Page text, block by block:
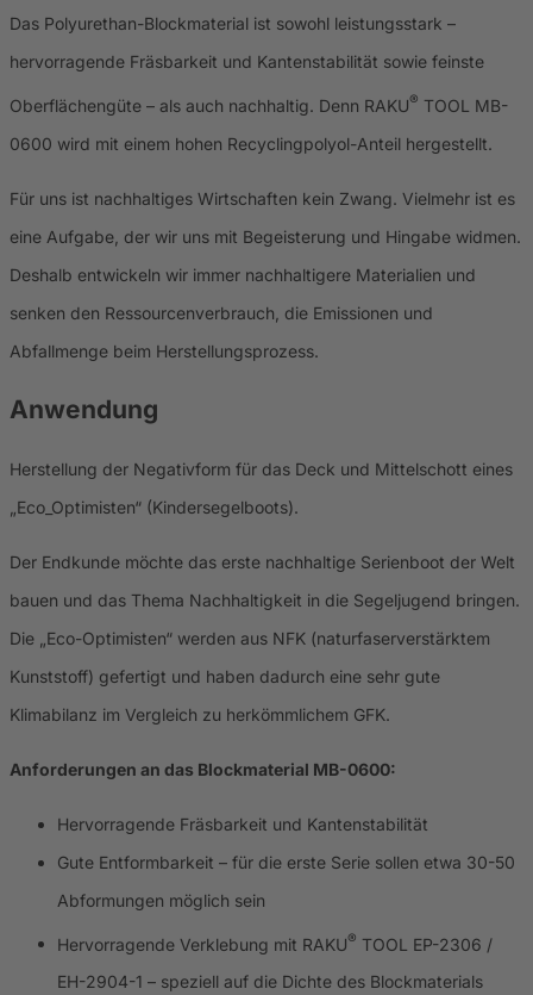
Das Polyurethan-Blockmaterial ist sowohl leistungsstark –
hervorragende Fräsbarkeit und Kantenstabilität sowie feinste
Oberflächengüte – als auch nachhaltig. Denn RAKU® TOOL MB-
0600 wird mit einem hohen Recyclingpolyol-Anteil hergestellt.
Für uns ist nachhaltiges Wirtschaften kein Zwang. Vielmehr ist es
eine Aufgabe, der wir uns mit Begeisterung und Hingabe widmen.
Deshalb entwickeln wir immer nachhaltigere Materialien und
senken den Ressourcenverbrauch, die Emissionen und
Abfallmenge beim Herstellungsprozess.
Anwendung
Herstellung der Negativform für das Deck und Mittelschott eines
„Eco_Optimisten“ (Kindersegelboots).
Der Endkunde möchte das erste nachhaltige Serienboot der Welt
bauen und das Thema Nachhaltigkeit in die Segeljugend bringen.
Die „Eco-Optimisten“ werden aus NFK (naturfaserverstärktem
Kunststoff) gefertigt und haben dadurch eine sehr gute
Klimabilanz im Vergleich zu herkömmlichem GFK.
Anforderungen an das Blockmaterial MB-0600:
Hervorragende Fräsbarkeit und Kantenstabilität
Gute Entformbarkeit – für die erste Serie sollen etwa 30-50
Abformungen möglich sein
Hervorragende Verklebung mit RAKU® TOOL EP-2306 /
EH-2904-1 – speziell auf die Dichte des Blockmaterials